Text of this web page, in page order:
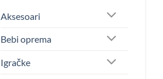
Aksesoari
Bebi oprema
Igračke